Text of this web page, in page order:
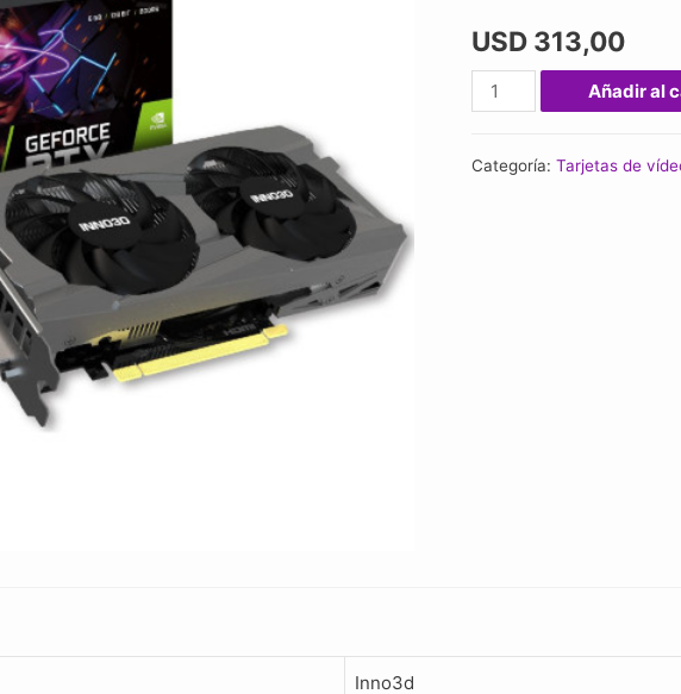
USD 313,00
Tarjeta
Inno3d
Añadir al
Categoría: Tarjetas de
Inno3d